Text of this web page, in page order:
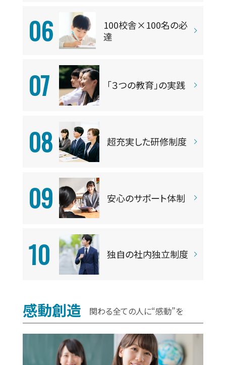
100校舎×100名の必
達
06
「３つの教育」の実践
07
超充実した研修制度
08
安心のサポート体制
09
独自の社内独立制度
10
感動創造 関わる全ての人に“感動”を